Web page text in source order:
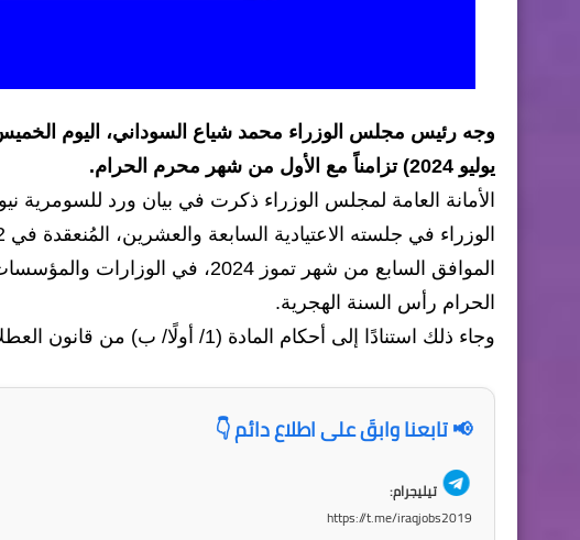
يوليو 2024) تزامناً مع الأول من شهر محرم الحرام.
الأمانة العامة لمجلس الوزراء ذكرت في بيان ورد
الموافق السابع من شهر تموز 2024،
الحرام رأس السنة الهجرية.
وجاء ذلك استنادًا إلى أحكام المادة (1/ أولًا/ ب) من قانون العطلات الرسمية (12 لسنة 2024)، بحسب البيان.
📢 تابعنا وابقَ على اطلاع دائم 👇
تيليجرام:
https://t.me/iraqjobs2019